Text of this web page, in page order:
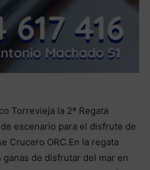
Torrevieja la 2ª Regata
escenario para el disfrute de
Crucero ORC.En la regata
de disfrutar del mar en